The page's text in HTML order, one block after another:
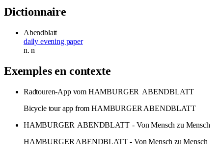
Dictionnaire
Abendblatt
daily evening paper
n.n
Exemples en contexte
Radtouren-App vom HAMBURGER ABENDBLATT
Bicycle tour app from HAMBURGER ABENDBLATT
HAMBURGER ABENDBLATT - Von Mensch zu Mensch
HAMBURGER ABENDBLATT - Von Mensch zu Mensch